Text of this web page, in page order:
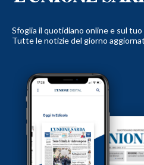
Sfoglia il quotidiano online e sul
Tutte le notizie del giorno